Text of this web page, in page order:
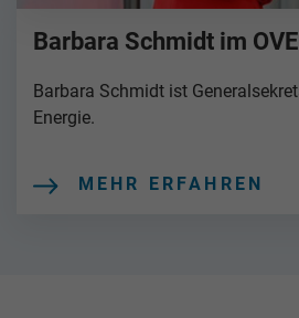
Barbara Schmidt im
Barbara Schmidt ist
Energie.
MEHR ERFAHREN